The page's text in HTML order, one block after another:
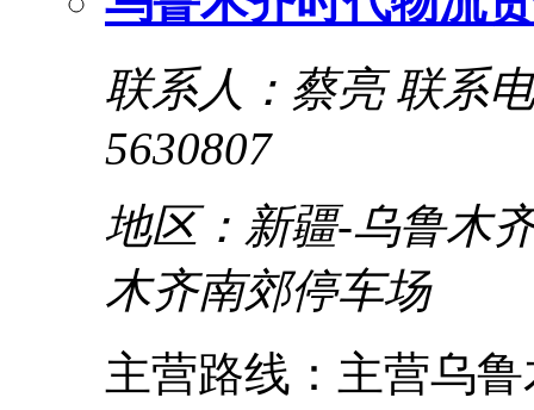
联系人：蔡亮 联系
5630807
地区：新疆-乌鲁木
木齐南郊停车场
主营路线：主营乌